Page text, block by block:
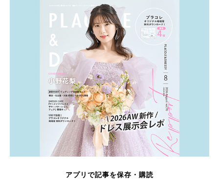
アプリで記事を保存・購読